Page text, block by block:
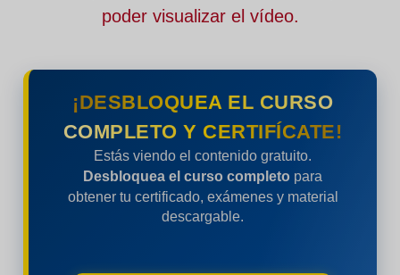
poder visualizar el vídeo.
¡DESBLOQUEA EL CURSO
COMPLETO Y CERTIFÍCATE!
Estás viendo el contenido gratuito.
Desbloquea el curso completo para
obtener tu certificado, exámenes y material
descargable.